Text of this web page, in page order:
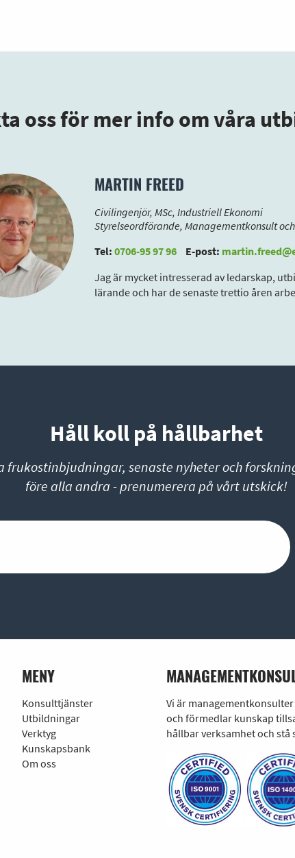
oss för mer info om våra
MARTIN FREED
Civilingenjör, MSc, Industriell Ekonomi
Styrelseordförande, Managementkonsult
Tel: 0706-95 97 96 E-post:
Jag är mycket intresserad av ledarskap,
lärande och har de senaste trettio åren
Håll koll på hållbarhet
frukostinbjudningar, senaste nyheter och
före alla andra - prenumerera på vårt utskick!
MENY
Konsulttjänster
Utbildningar
Verktyg
Kunskapsbank
Om oss
Vi är
och förmedlar kunskap
hållbar verksamhet och